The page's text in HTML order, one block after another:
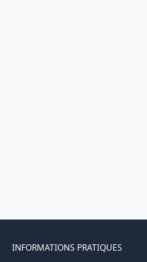
INFORMATIONS PRATIQUES